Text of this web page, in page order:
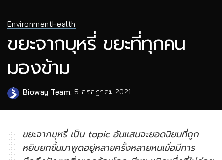
EnvironmentHealth
ขยะจากบุหรี่ ขยะที่ทุกคน
มองข้าม
Posted
by
Bioway Team. 5 กรกฎาคม 2021
ขยะจากบุหรี่ เป็น topic อันแสนจะยอดนิยมที่ถูก
หยิบยกขึ้นมาพูดอยู่หลายครั้งหลายหนเมื่อมีการ